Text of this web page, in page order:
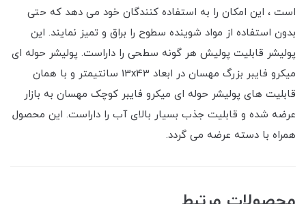
است ، این امکان را به استفاده کنندگان خود می دهد که حتی
بدون استفاده از مواد شوینده سطوح را براق و تمیز نمایند. این
پولیشر قابلیت پولیش هر گونه سطحی را داراست. پولیشر حوله ای
میکرو فایبر بزرگ مهسان در ابعاد 13x43 سانتیمتر و با همان
قابلیت های پولیشر حوله ای میکرو فایبر کوچک مهسان به بازار
عرضه شده و قابلیت جذب بسیار بالای آب را داراست. این محصول
همراه با دسته عرضه می گردد.